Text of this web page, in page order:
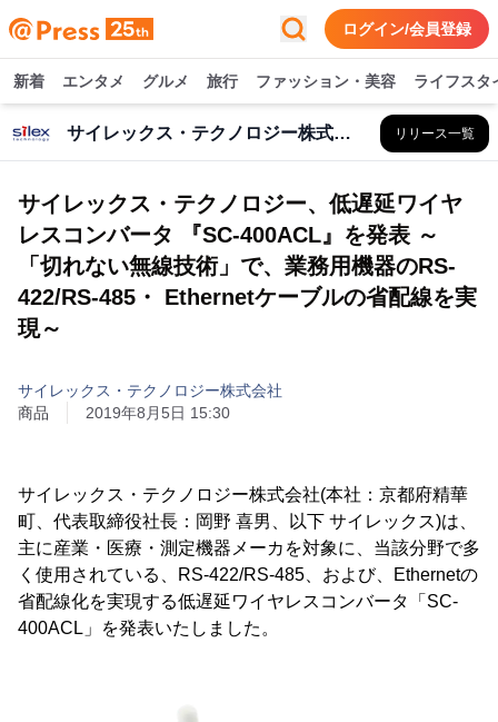
ログイン/会員登録
新着 エンタメ グルメ 旅行 ファッション・美容 ライフスタ
サイレックス・テクノロジー株式会社 リリース一覧
サイレックス・テクノロジー、低遅延ワイヤ
レスコンバータ 『SC-400ACL』を発表 ～
「切れない無線技術」で、業務用機器のRS-
422/RS-485・ Ethernetケーブルの省配線を実
現～
サイレックス・テクノロジー株式会社
商品
2019年8月5日 15:30
サイレックス・テクノロジー株式会社(本社：京都府精華
町、代表取締役社長：岡野 喜男、以下 サイレックス)は、
主に産業・医療・測定機器メーカを対象に、当該分野で多
く使用されている、RS-422/RS-485、および、Ethernetの
省配線化を実現する低遅延ワイヤレスコンバータ「SC-
400ACL」を発表いたしました。